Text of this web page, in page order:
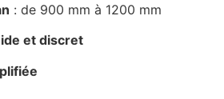
: de 900 mm à 1200 mm
et discret